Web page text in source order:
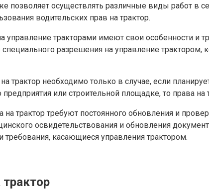
позволяет осуществлять различные виды работ в
водительских прав на трактор.
управление тракторами имеют свои особенности и
разрешения на управление
трактор необходимо только в случае, если
или строительной площадке, то права на
трактор требуют постоянного обновления и
освидетельствования и обновления
касающиеся управления трактором.
трактор